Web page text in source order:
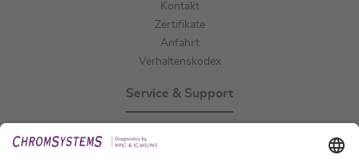
Kontakt
Zertifikate
Anfahrt
Verhaltenskodex
Service & Support